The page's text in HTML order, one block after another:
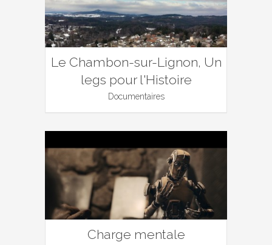
Le Chambon-sur-Lignon, Un
legs pour l'Histoire
Documentaires
Charge mentale